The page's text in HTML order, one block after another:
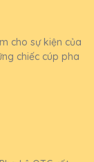
cho sự kiện của
chiếc cúp pha